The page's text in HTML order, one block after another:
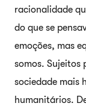
racionalidade
do que se
emoções, mas
somos. Sujeitos
sociedade mais
humanitários.